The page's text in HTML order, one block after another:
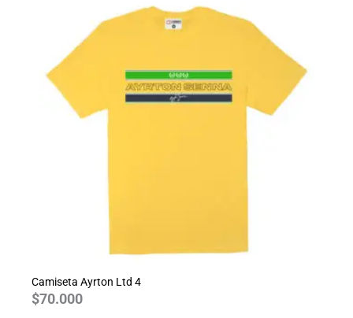
Camiseta Ayrton Ltd 4
$70.000